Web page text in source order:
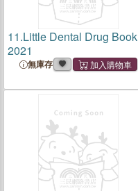
11.Little Dental Drug Book
2021
無庫存